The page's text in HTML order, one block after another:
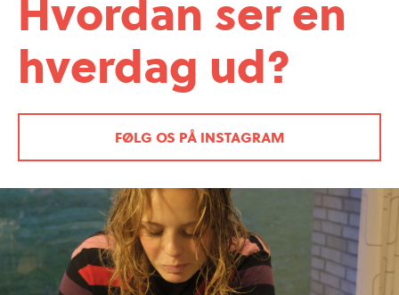
hverdag ud?
FØLG OS PÅ INSTAGRAM